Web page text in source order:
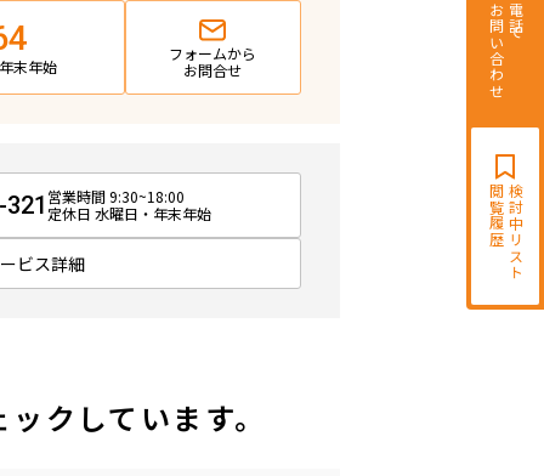
電話で
お問い合わせ
検討中リスト
閲覧履歴
末年始
フォームから
お問合せ
営業時間 9:30~18:00
定休日 水曜日・年末年始
ビス詳細
クしています。